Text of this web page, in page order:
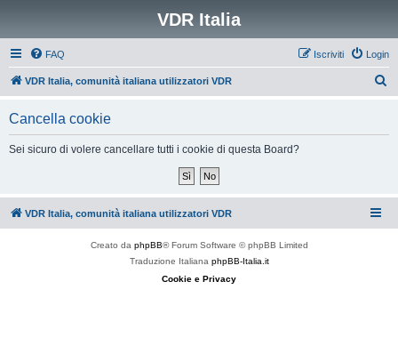
VDR Italia
FAQ Login
Iscriviti
VDR Italia, comunità italiana utilizzatori VDR
Cancella cookie
Sei sicuro di volere cancellare tutti i cookie di questa Board?
VDR Italia, comunità italiana utilizzatori VDR
Creato da phpBB® Forum Software © phpBB Limited
Traduzione Italiana phpBB-Italia.it
Cookie e Privacy